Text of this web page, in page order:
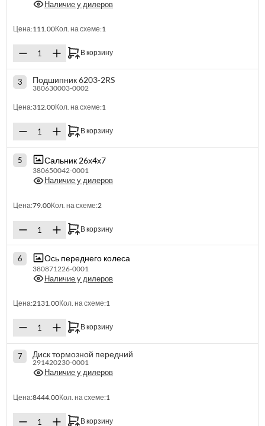
Наличие у дилеров
Цена:111.00Кол. на схеме:1
В корзину
3 Подшипник 6203-2RS
380630003-0002
Цена:312.00Кол. на схеме:1
В корзину
5 Сальник 26х4х7
380650042-0001
Наличие у дилеров
Цена:79.00Кол. на схеме:2
В корзину
6 Ось переднего колеса
380871226-0001
Наличие у дилеров
Цена:2131.00Кол. на схеме:1
В корзину
7 Диск тормозной передний
291420230-0001
Наличие у дилеров
Цена:8444.00Кол. на схеме:1
В корзину